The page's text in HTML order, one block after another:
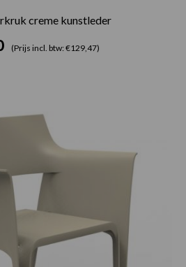
creme kunstleder
(Prijs incl. btw: €129,47)